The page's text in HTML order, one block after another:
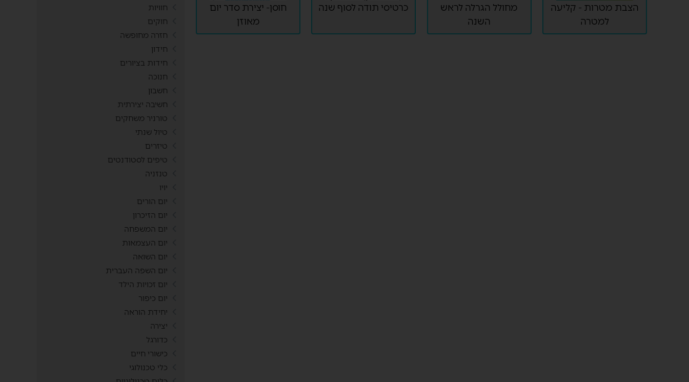
הצבת מטרות - קליעה
למטרה
מחולל הגרלה לראש
השנה
כרטיסי תודה לסוף שנה
חוסן- יצירת סדר יום
מאוזן
חוויות
חוקים
חזרה מחופשה
חידון
חידות בציורים
חנוכה
חשבון
חשיבה יצירתית
טורניר משחקים
טיול שנתי
טיזרים
טיפים לסטודנטים
טנזניה
יויו
יום הורים
יום הזיכרון
יום המשפחה
יום העצמאות
יום השואה
יום השפה העברית
יום זכויות הילד
יום כיפור
יחידת הוראה
יצירה
כדורגל
כישורי חיים
כלי טכנולוגי